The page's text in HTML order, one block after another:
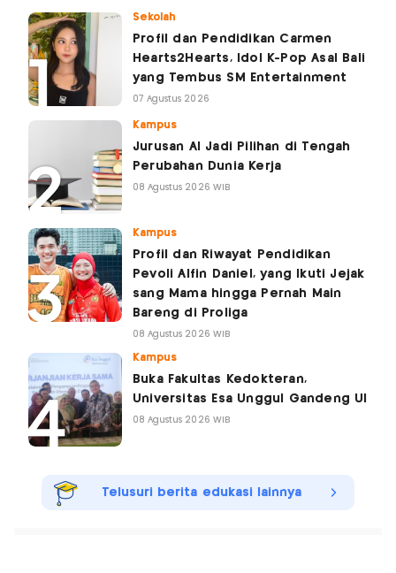
Sekolah
Profil dan Pendidikan Carmen
Hearts2Hearts, Idol K-Pop Asal Bali
yang Tembus SM Entertainment
07 Agustus 2026
Kampus
Jurusan AI Jadi Pilihan di Tengah
Perubahan Dunia Kerja
08 Agustus 2026 WIB
Kampus
Profil dan Riwayat Pendidikan
Pevoli Alfin Daniel, yang Ikuti Jejak
sang Mama hingga Pernah Main
Bareng di Proliga
08 Agustus 2026 WIB
Kampus
Buka Fakultas Kedokteran,
Universitas Esa Unggul Gandeng UI
08 Agustus 2026 WIB
Telusuri berita edukasi lainnya